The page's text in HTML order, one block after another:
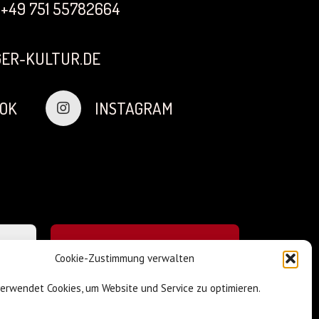
Cookie-Zustimmung verwalten
Cookies, um Website und Service zu optimieren.
+49 751 55782664
KULTUR.DE
INSTAGRAM